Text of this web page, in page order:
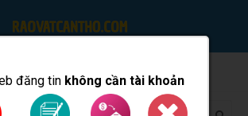
đăng tin không cần tài khoản